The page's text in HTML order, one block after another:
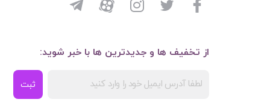
از تخفیف ها و جدیدترین ها با خبر شوید:
ثبت